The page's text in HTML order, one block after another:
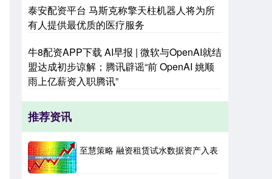
泰安配资平台 马斯克称擎天柱机器人将为所
有人提供最优质的医疗服务
牛8配资APP下载 AI早报 | 微软与OpenAI就结
盟达成初步谅解；腾讯辟谣“前 OpenAI 姚顺
雨上亿薪资入职腾讯”
推荐资讯
至慧策略 融资租赁试水数据资产入表